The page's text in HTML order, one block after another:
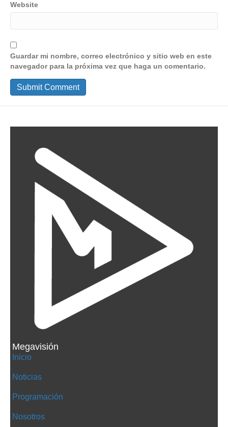
Website
Guardar mi nombre, correo electrónico y sitio web en este
navegador para la próxima vez que haga un comentario.
Megavisión
Inicio
Noticias
Programación
Nosotros